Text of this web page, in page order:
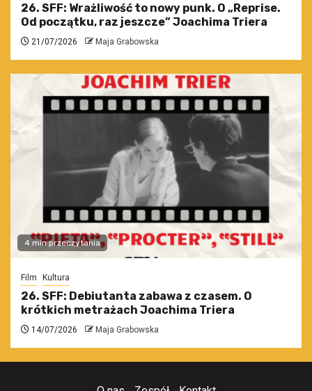
26. SFF: Wrażliwość to nowy punk. O „Reprise.
Od początku, raz jeszcze” Joachima Triera
21/07/2026 Maja Grabowska
4 min przeczytania
Film Kultura
26. SFF: Debiutanta zabawa z czasem. O
krótkich metrażach Joachima Triera
14/07/2026 Maja Grabowska